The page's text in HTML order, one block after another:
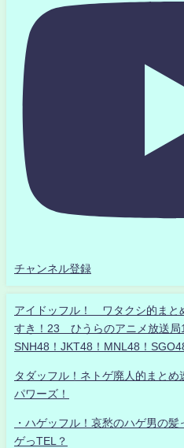
チャンネル登録
アイドッフル！ ワタクシ的ま
すき！23 ひうらのアニメ放送局
SNH48！JKT48！MNL48！
タダッフル！ネトゲ廃人的まと
パワーズ！
・ハゲッフル！哀愁のハゲ男の
ゲっTEL？